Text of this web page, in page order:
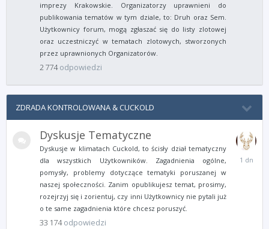
imprezy Krakowskie. Organizatorzy uprawnieni do
publikowania tematów w tym dziale, to: Druh oraz Sem.
Użytkownicy forum, mogą zgłaszać się do listy zlotowej
oraz uczestniczyć w tematach zlotowych, stworzonych
przez uprawnionych Organizatorów.
2 774 odpowiedzi
ZDRADA KONTROLOWANA & CUCKOLD
Dyskusje Tematyczne
Dyskusje w klimatach Cuckold, to ścisły dział tematyczny
dla wszystkich Użytkowników. Zagadnienia ogólne,
pomysły, problemy dotyczące tematyki poruszanej w
naszej społeczności. Zanim opublikujesz temat, prosimy,
rozejrzyj się i zorientuj, czy inni Użytkownicy nie pytali już
o te same zagadnienia które chcesz poruszyć.
33 174 odpowiedzi
Wtorek